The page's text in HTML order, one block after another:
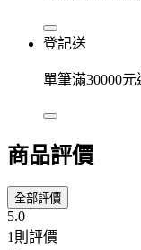
登記送
單筆滿30000元
商品評價
全部評價
5.0
1則評價